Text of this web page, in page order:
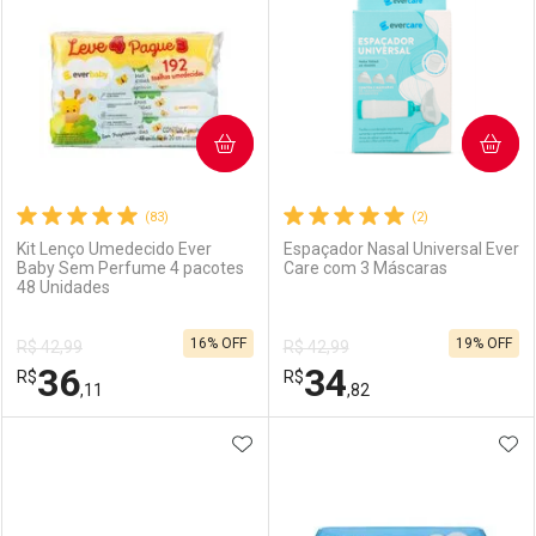
(83)
Kit Lenço Umedecido Ever
Baby Sem Perfume 4 pacotes
48 Unidades
R$ 42,99
R$36,11
16% OFF
COMPRAR
(2)
Espaçador Nasal Universal Ever
Care com 3 Máscaras
R$ 42,99
R$34,82
19% OFF
COMPRAR
ADICIONAR AOS FAVORITOS